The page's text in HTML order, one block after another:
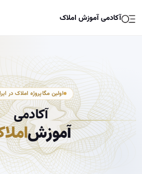
آکادمی آموزش املاک
اولین مگاپروژه املاک در
آکادمی
آموزش